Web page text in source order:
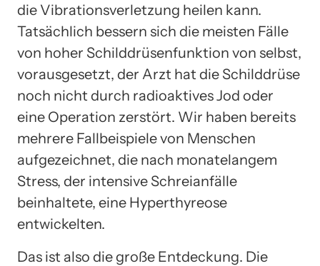
die Vibrationsverletzung heilen kann.
Tatsächlich bessern sich die meisten Fälle
von hoher Schilddrüsenfunktion von selbst,
vorausgesetzt, der Arzt hat die Schilddrüse
noch nicht durch radioaktives Jod oder
eine Operation zerstört. Wir haben bereits
mehrere Fallbeispiele von Menschen
aufgezeichnet, die nach monatelangem
Stress, der intensive Schreianfälle
beinhaltete, eine Hyperthyreose
entwickelten.
Das ist also die große Entdeckung. Die